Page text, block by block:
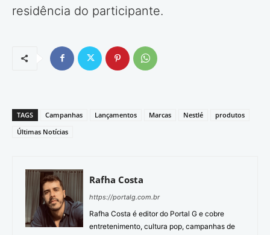
residência do participante.
TAGS Campanhas Lançamentos Marcas Nestlé
produtos
Últimas Notícias
Rafha Costa
https://portalg.com.br
Rafha Costa é editor do Portal G e cobre
entretenimento, cultura pop, campanhas de